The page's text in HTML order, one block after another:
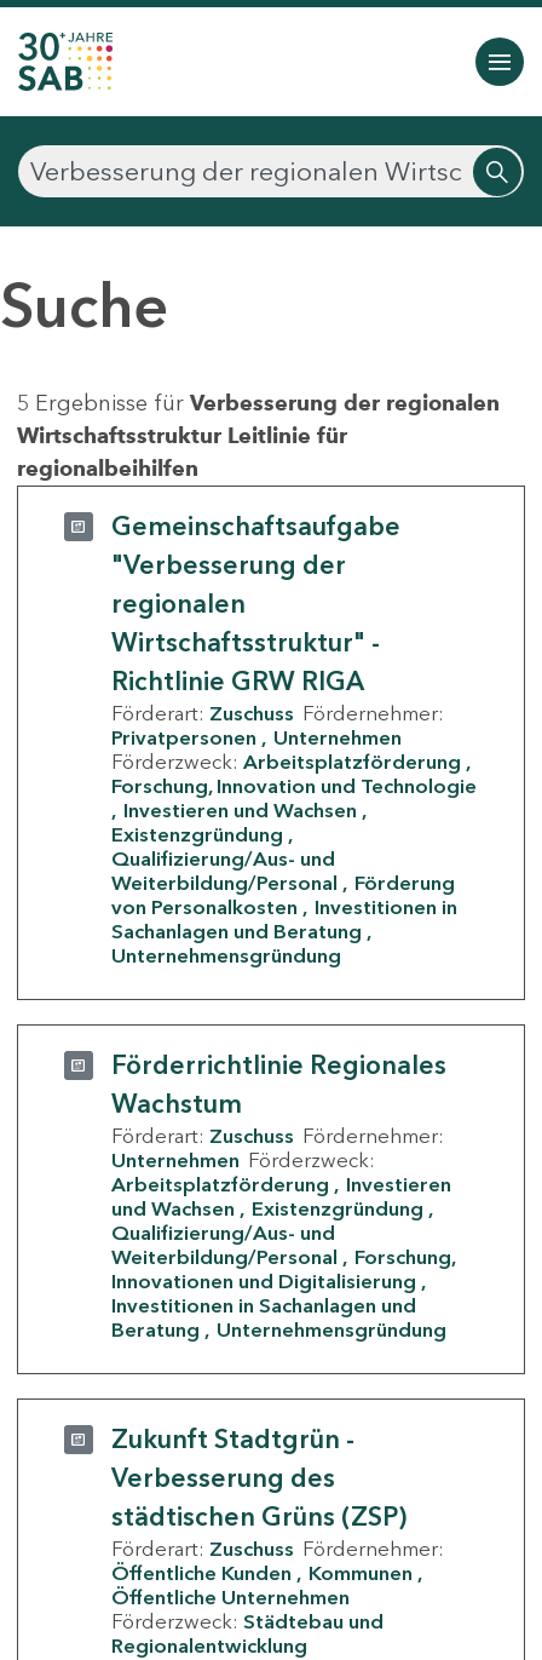
Suche
5 Ergebnisse für Verbesserung der regionalen
Wirtschaftsstruktur Leitlinie für
regionalbeihilfen
Gemeinschaftsaufgabe
"Verbesserung der
regionalen
Wirtschaftsstruktur" -
Richtlinie GRW RIGA
Förderart: Zuschuss Fördernehmer:
Privatpersonen
Unternehmen
Förderzweck: Arbeitsplatzförderung
Forschung, Innovation und Technologie
Investieren und Wachsen
Existenzgründung
Qualifizierung/Aus- und
Weiterbildung/Personal
Förderung
von Personalkosten
Investitionen in
Sachanlagen und Beratung
Unternehmensgründung
Förderrichtlinie Regionales
Wachstum
Förderart: Zuschuss Fördernehmer:
Unternehmen Förderzweck:
Arbeitsplatzförderung
Investieren
und Wachsen
Existenzgründung
Qualifizierung/Aus- und
Weiterbildung/Personal
Forschung,
Innovationen und Digitalisierung
Investitionen in Sachanlagen und
Beratung
Unternehmensgründung
Zukunft Stadtgrün -
Verbesserung des
städtischen Grüns (ZSP)
Förderart: Zuschuss Fördernehmer:
Öffentliche Kunden
Kommunen
Öffentliche Unternehmen
Förderzweck: Städtebau und
Regionalentwicklung